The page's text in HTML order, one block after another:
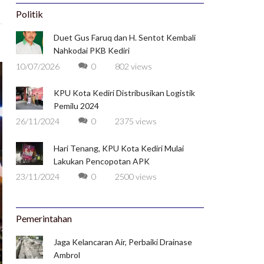
Politik
Duet Gus Faruq dan H. Sentot Kembali
Nahkodai PKB Kediri
10/07/2026
0 802 views
KPU Kota Kediri Distribusikan Logistik
Pemilu 2024
26/11/2024
0 2375 views
Hari Tenang, KPU Kota Kediri Mulai
Lakukan Pencopotan APK
23/11/2024
0 2500 views
Pemerintahan
Jaga Kelancaran Air, Perbaiki Drainase
Ambrol